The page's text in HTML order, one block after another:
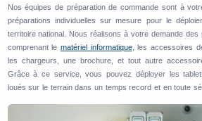
Nos équipes de préparation de commande sont à
préparations individuelles sur mesure pour le
territoire national. Nous réalisons à votre demande des
comprenant le matériel informatique, les accessoires
les chargeurs, une brochure, et tout autre
Grâce à ce service, vous pouvez déployer les
loués sur le terrain dans un temps record et en toute